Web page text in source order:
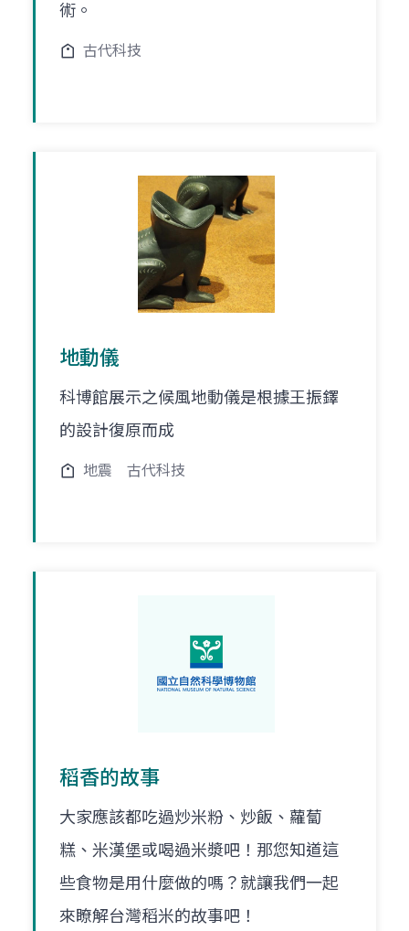
術。
古代科技
地動儀
科博館展示之候風地動儀是根據王振鐸
的設計復原而成
地震 古代科技
稻香的故事
大家應該都吃過炒米粉、炒飯、蘿蔔
糕、米漢堡或喝過米漿吧！那您知道這
些食物是用什麼做的嗎？就讓我們一起
來瞭解台灣稻米的故事吧！